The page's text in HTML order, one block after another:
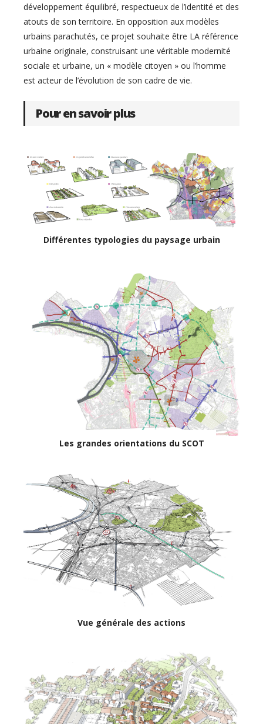
développement équilibré, respectueux de l’identité et des
atouts de son territoire. En opposition aux modèles
urbains parachutés, ce projet souhaite être LA référence
urbaine originale, construisant une véritable modernité
sociale et urbaine, un « modèle citoyen » ou l’homme
est acteur de l’évolution de son cadre de vie.
Pour en savoir plus
Différentes typologies du paysage urbain
Les grandes orientations du SCOT
Vue générale des actions